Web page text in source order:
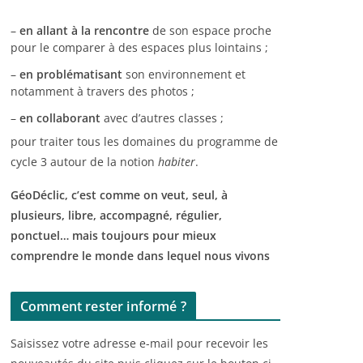
– en allant à la rencontre de son espace proche
pour le comparer à des espaces plus lointains ;
– en problématisant son environnement et
notamment à travers des photos ;
– en collaborant avec d’autres classes ;
pour traiter tous les domaines du programme de
cycle 3 autour de la notion habiter.
GéoDéclic, c’est comme on veut, seul, à
plusieurs, libre, accompagné, régulier,
ponctuel… mais toujours pour mieux
comprendre le monde dans lequel nous vivons
Comment rester informé ?
Saisissez votre adresse e-mail pour recevoir les